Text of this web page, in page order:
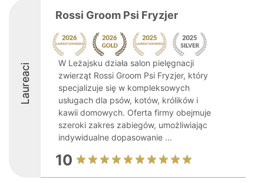
Laureaci
Rossi Groom Psi Fryzjer
W Leżajsku działa salon pielęgnacji
zwierząt Rossi Groom Psi Fryzjer, który
specjalizuje się w kompleksowych
usługach dla psów, kotów, królików i
kawii domowych. Oferta firmy obejmuje
szeroki zakres zabiegów, umożliwiając
indywidualne dopasowanie ...
10